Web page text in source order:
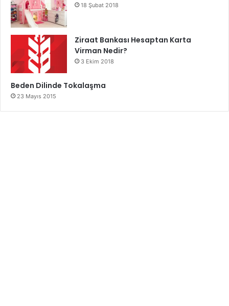
18 Şubat 2018
Ziraat Bankası Hesaptan Karta
Virman Nedir?
3 Ekim 2018
Beden Dilinde Tokalaşma
23 Mayıs 2015